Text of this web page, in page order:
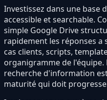
Investissez dans une base
accessible et searchable.
simple Google Drive
rapidement les réponses a
cas clients, scripts,
organigramme de l'équipe.
recherche d'information
maturité qui doit